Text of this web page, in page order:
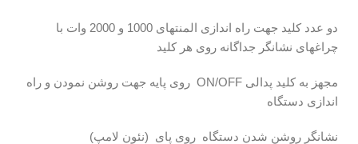
دو عدد کليد جهت راه اندازی المنتهای 1000 و 2000 وات با
چراغهای نشانگر جداگانه روی هر کليد
مجهز به کليد پدالی ON/OFF روی پايه جهت روشن نمودن و راه
اندازی دستگاه
نشانگر روشن شدن دستگاه روی پای (نئون لامپ)